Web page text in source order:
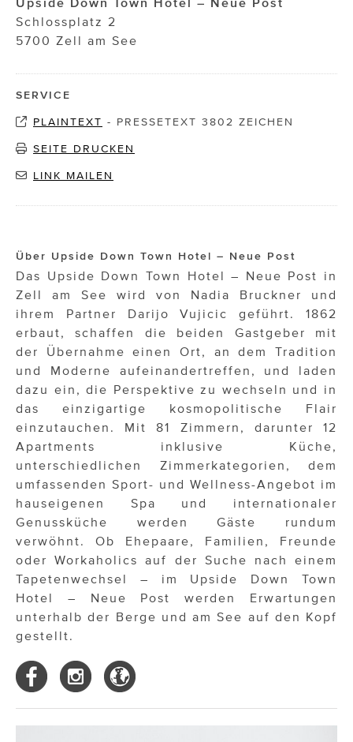
Schlossplatz 2
5700 Zell am See
SERVICE
PLAINTEXT - PRESSETEXT 3802 ZEICHEN
SEITE DRUCKEN
LINK MAILEN
Über Upside Down Town Hotel – Neue Post
Das Upside Down Town Hotel – Neue Post in
Zell am See wird von Nadia Bruckner und
ihrem Partner Darijo Vujicic geführt. 1862
erbaut, schaffen die beiden Gastgeber mit
der Übernahme einen Ort, an dem Tradition
und Moderne aufeinandertreffen, und laden
dazu ein, die Perspektive zu wechseln und in
das einzigartige kosmopolitische Flair
einzutauchen. Mit 81 Zimmern, darunter 12
Apartments inklusive Küche,
unterschiedlichen Zimmerkategorien, dem
umfassenden Sport- und Wellness-Angebot im
hauseigenen Spa und internationaler
Genussküche werden Gäste rundum
verwöhnt. Ob Ehepaare, Familien, Freunde
oder Workaholics auf der Suche nach einem
Tapetenwechsel – im Upside Down Town
Hotel – Neue Post werden Erwartungen
unterhalb der Berge und am See auf den Kopf
gestellt.